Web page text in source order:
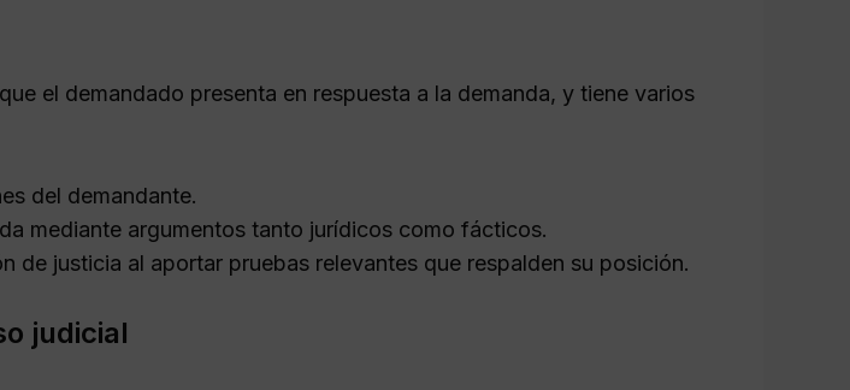
el demandado presenta en respuesta a la demanda, y tiene varios
del demandante.
mediante argumentos tanto jurídicos como fácticos.
de justicia al aportar pruebas relevantes que respalden su posición.
judicial